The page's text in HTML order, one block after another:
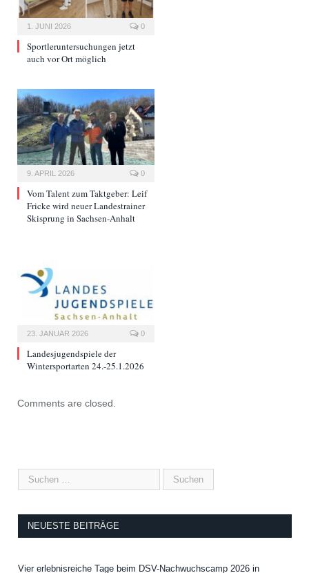
1. JUNI 2026 0
Sportleruntersuchungen jetzt
auch vor Ort möglich
9. APRIL 2026 0
Vom Talent zum Taktgeber: Leif
Fricke wird neuer Landestrainer
Skisprung in Sachsen-Anhalt
23. JANUAR 2026 0
Landesjugendspiele der
Wintersportarten 24.-25.1.2026
Comments are closed.
NEUESTE BEITRÄGE
Vier erlebnisreiche Tage beim DSV-Nachwuchscamp 2026 in